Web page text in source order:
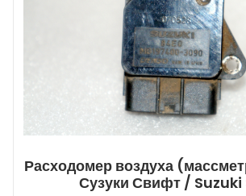
Расходомер воздуха
Сузуки Свифт /